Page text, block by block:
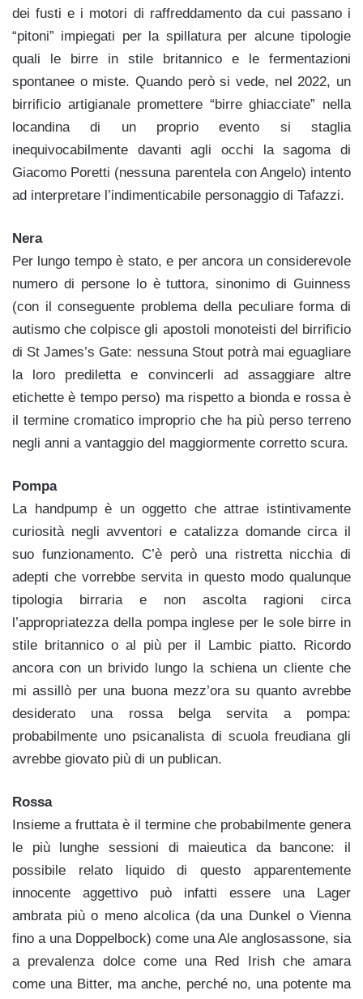
dei fusti e i motori di raffreddamento da cui passano i
“pitoni” impiegati per la spillatura per alcune tipologie
quali le birre in stile britannico e le fermentazioni
spontanee o miste. Quando però si vede, nel 2022, un
birrificio artigianale promettere “birre ghiacciate” nella
locandina di un proprio evento si staglia
inequivocabilmente davanti agli occhi la sagoma di
Giacomo Poretti (nessuna parentela con Angelo) intento
ad interpretare l’indimenticabile personaggio di Tafazzi.
Nera
Per lungo tempo è stato, e per ancora un considerevole
numero di persone lo è tuttora, sinonimo di Guinness
(con il conseguente problema della peculiare forma di
autismo che colpisce gli apostoli monoteisti del birrificio
di St James’s Gate: nessuna Stout potrà mai eguagliare
la loro prediletta e convincerli ad assaggiare altre
etichette è tempo perso) ma rispetto a bionda e rossa è
il termine cromatico improprio che ha più perso terreno
negli anni a vantaggio del maggiormente corretto scura.
Pompa
La handpump è un oggetto che attrae istintivamente
curiosità negli avventori e catalizza domande circa il
suo funzionamento. C’è però una ristretta nicchia di
adepti che vorrebbe servita in questo modo qualunque
tipologia birraria e non ascolta ragioni circa
l’appropriatezza della pompa inglese per le sole birre in
stile britannico o al più per il Lambic piatto. Ricordo
ancora con un brivido lungo la schiena un cliente che
mi assillò per una buona mezz’ora su quanto avrebbe
desiderato una rossa belga servita a pompa:
probabilmente uno psicanalista di scuola freudiana gli
avrebbe giovato più di un publican.
Rossa
Insieme a fruttata è il termine che probabilmente genera
le più lunghe sessioni di maieutica da bancone: il
possibile relato liquido di questo apparentemente
innocente aggettivo può infatti essere una Lager
ambrata più o meno alcolica (da una Dunkel o Vienna
fino a una Doppelbock) come una Ale anglosassone, sia
a prevalenza dolce come una Red Irish che amara
come una Bitter, ma anche, perché no, una potente ma